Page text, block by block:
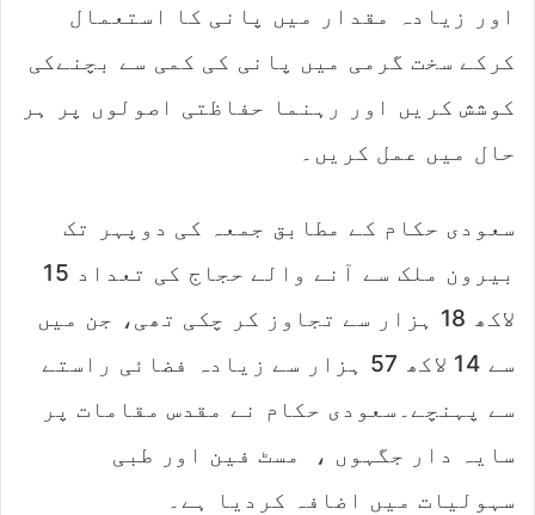
اور زیادہ مقدار میں پانی کا استعمال
کرکے سخت گرمی میں پانی کی کمی سے بچنےکی
کوشش کریں اور رہنما حفاظتی اصولوں پر ہر
حال میں عمل کریں۔
سعودی حکام کے مطابق جمعہ کی دوپہر تک
بیرون ملک سے آنے والے حجاج کی تعداد 15
لاکھ 18 ہزار سے تجاوز کر چکی تھی، جن میں
سے 14 لاکھ 57 ہزار سے زیادہ فضائی راستے
سے پہنچے۔سعودی حکام نے مقدس مقامات پر
سایہ دار جگہوں ، مسٹ فین اور طبی
سہولیات میں اضافہ کردیا ہے۔